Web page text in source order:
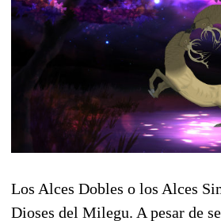
Los Alces Dobles o los Alces
Dioses del Milegu. A pesar de